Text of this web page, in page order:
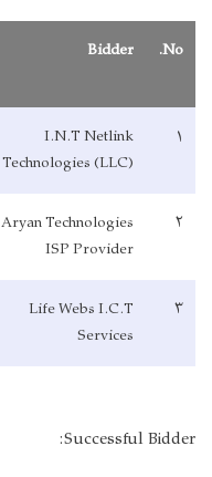
No.
Bidder
۱
I.N.T Netlink
Technologies (LLC)
۲
Aryan Technologies
ISP Provider
۳
Life Webs I.C.T
Services
Successful Bidder: